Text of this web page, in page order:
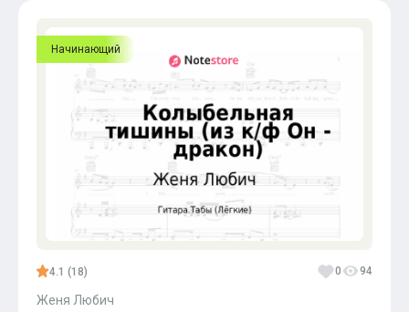
Начинающий
4.1 (18) 0 94
Женя Любич